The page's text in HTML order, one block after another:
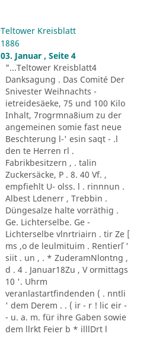
Teltower Kreisblatt
1886
03. Januar , Seite 4
"...Teltower Kreisblatt4
Danksagung . Das Comité Der
Snivester Weihnachts -
ietreidesäeke, 75 und 100 Kilo
Inhalt, 7rogrmna8ium zu der
angemeinen somie fast neue
Beschterung l-' esin saqt - .l
den te Herren rl .
Fabrikbesitzern , . talin
Zuckersäcke, P . 8. 40 Vf. ,
empfiehlt U- olss. l . rinnnun .
Albest Ldenerr , Trebbin .
Düngesalze halte vorräthig .
Ge. Lichterselbe. Ge -
Lichterselbe vlnrtriairn . tir Ze [
ms ,o de leulmituim . Rentier´l '
siit . un , . * ZuderamNlontng ,
d . 4 . Januar18Zu , V ormittags
10 '. Uhrm
veranlastartfindenden ( . nntli
' dem Derem . . ( ir - r ! lic eir -
- u. a. m. für ihre Gaben sowie
dem llrkt Feier b * illlDrt l